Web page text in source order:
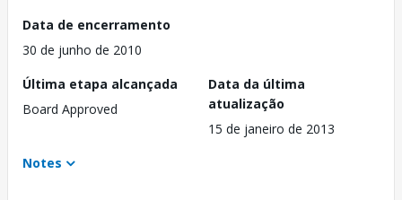
Data de encerramento
30 de junho de 2010
Última etapa alcançada
Board Approved
Data da última
atualização
15 de janeiro de 2013
Notes